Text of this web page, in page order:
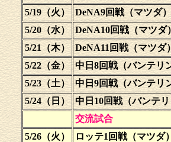
5/19（火） DeNA9回戦（マツダ）
5/20（水） DeNA10回戦（マツダ
5/21（木） DeNA11回戦（マツダ
5/22（金） 中日8回戦（バンテリ
5/23（土） 中日9回戦（バンテリ
5/24（日）
中日10回戦（バンテ
交流試合
5/26（火）
ロッテ1回戦（マツダ）